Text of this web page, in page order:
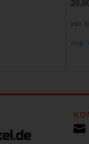
inkl.
zzgl.
